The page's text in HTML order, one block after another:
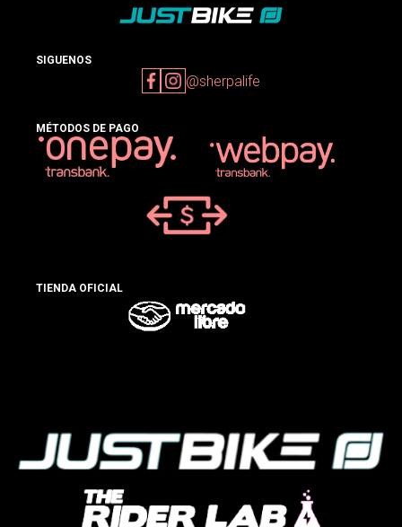
SIGUENOS
@sherpalife
MÉTODOS DE PAGO
TIENDA OFICIAL